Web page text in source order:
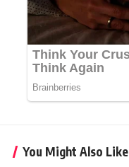
You Might Also Like